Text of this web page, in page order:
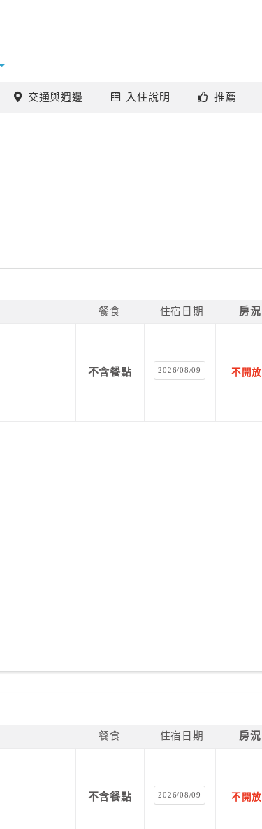
交通與週邊 入住說明 推薦
餐食 住宿日期 房況
不含餐點 2026/08/09 不開放
餐食 住宿日期 房況
不含餐點 2026/08/09 不開放